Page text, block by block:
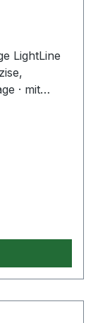
LightLine
· mit
· immer